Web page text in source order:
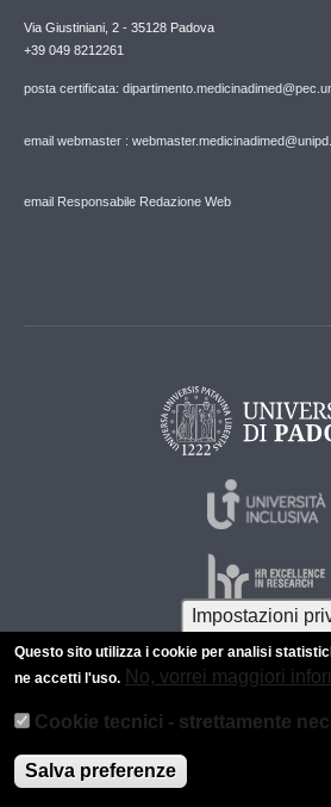
Via Giustiniani, 2 - 35128 Padova
+39 049 8212261
posta certificata:
email webmaster :
email Responsabile Redazione Web
© 2026 Università di Padova - Tutti i
P.I. 00742430283 C.F.
Informazioni su questo sito
Impostazioni
Questo sito utilizza i cookie per analisi
ne accetti l'uso. No, vorrei maggiori
Cookie tecnici - strettamente
Salva preferenze